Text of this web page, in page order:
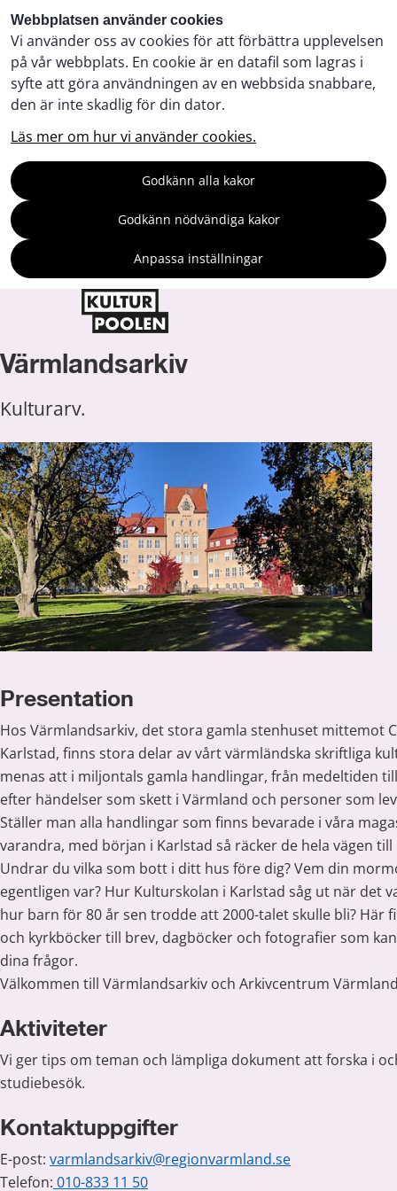
Webbplatsen använder cookies
Vi använder oss av cookies för att förbättra upplevelsen
på vår webbplats. En cookie är en datafil som lagras i
syfte att göra användningen av en webbsida snabbare,
den är inte skadlig för din dator.
Läs mer om hur vi använder cookies.
Godkänn alla kakor
Godkänn nödvändiga kakor
Anpassa inställningar
Värmlandsarkiv
Kulturarv.
Presentation
Hos Värmlandsarkiv, det stora gamla stenhuset mittemot
Karlstad, finns stora delar av vårt värmländska skriftliga
menas att i miljontals gamla handlingar, från medeltiden
efter händelser som skett i Värmland och personer som
Ställer man alla handlingar som finns bevarade i våra
varandra, med början i Karlstad så räcker de hela vägen
Undrar du vilka som bott i ditt hus före dig? Vem din
egentligen var? Hur Kulturskolan i Karlstad såg ut när det
hur barn för 80 år sen trodde att 2000-talet skulle bli? Här
och kyrkböcker till brev, dagböcker och fotografier som
dina frågor.
Välkommen till Värmlandsarkiv och Arkivcentrum
Aktiviteter
Vi ger tips om teman och lämpliga dokument att forska i
studiebesök.
Kontaktuppgifter
E-post: varmlandsarkiv@regionvarmland.se
Telefon: 010-833 11 50